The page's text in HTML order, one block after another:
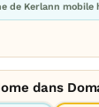
de Kerlann mobile
dans